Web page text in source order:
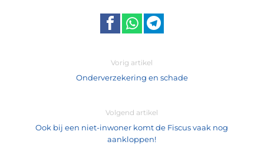
Vorig artikel
Onderverzekering en schade
Volgend artikel
Ook bij een niet-inwoner komt de Fiscus vaak nog
aankloppen!